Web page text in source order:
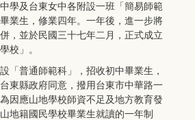
學及台東女中各附設一班「簡易師範
業生，修業四年。一年後，進一步將
，並於民國三十七年二月，正式成立
校」。
普通師範科」，招收初中畢業生，
東縣政府同意，撥用台東市中華路一
因應山地學校師資不足及地方教育發
地籍國民學校畢業生就讀的一年制